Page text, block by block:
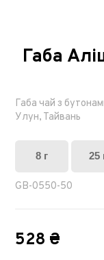
Габа
Габа чай з
Улун, Тайвань
8 г 25
GB-0550-50
528 ₴